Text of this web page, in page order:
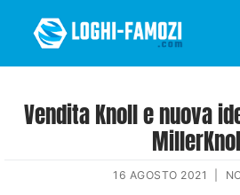
Vendita Knoll e nuova
16 AGOSTO 2021